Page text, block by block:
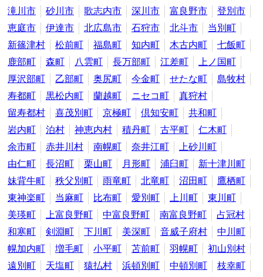
滝川市
砂川市 歌志内市 深川市 富良野市
登別市
恵庭市
伊達市 北広島市 石狩市 北斗市
当別町
新篠津村
松前町 福島町 知内町 木古内町
七飯町
鹿部町
森町 八雲町 長万部町 江差町
上ノ国町
厚沢部町
乙部町 奥尻町 今金町 せたな町
島牧村
寿都町
黒松内町 蘭越町 ニセコ町
真狩村
留寿都村
喜茂別町 京極町 倶知安町
共和町
岩内町
泊村 神恵内村 積丹町 古平町
仁木町
余市町
赤井川村 南幌町 奈井江町
上砂川町
由仁町
長沼町 栗山町 月形町 浦臼町
新十津川町
妹背牛町
秩父別町 雨竜町 北竜町 沼田町
鷹栖町
東神楽町
当麻町 比布町 愛別町 上川町
東川町
美瑛町
上富良野町 中富良野町 南富良野町
占冠村
和寒町
剣淵町 下川町 美深町 音威子府村
中川町
幌加内町
増毛町 小平町 苫前町 羽幌町
初山別村
遠別町
天塩町 猿払村 浜頓別町 中頓別町
枝幸町